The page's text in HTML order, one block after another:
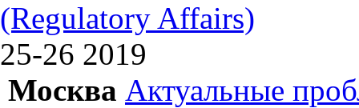
(Regulatory Affairs)
25-26 2019
Москва Актуальные